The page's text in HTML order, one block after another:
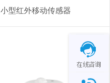
小型红外移动传感器